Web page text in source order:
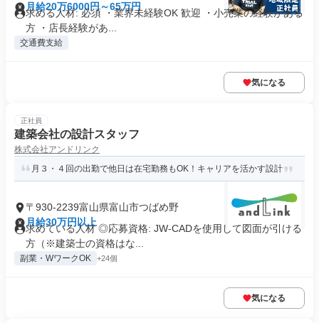
月給20万6000円～65万円
求める人材: 必須 ・業界未経験OK 歓迎 ・小売業の経験がある
方 ・店長経験があ...
交通費支給
気になる
正社員
建築会社の設計スタッフ
株式会社アンドリンク
月３・４回の出勤で他日は在宅勤務もOK！キャリアを活かす設計
〒930-2239富山県富山市つばめ野
月給30万円以上
求めている人材 ◎応募資格: JW-CADを使用して図面が引ける
方（※建築士の資格はな...
副業・WワークOK +24個
気になる